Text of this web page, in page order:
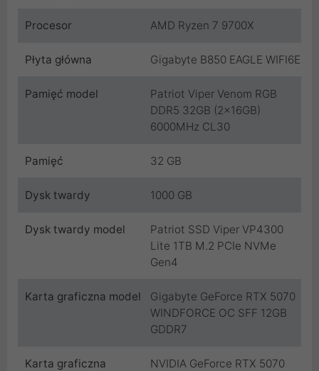
Procesor AMD Ryzen 7 9700X
Płyta główna Gigabyte B850 EAGLE WIFI6E
Pamięć model
Patriot Viper Venom RGB
DDR5 32GB (2x16GB)
6000MHz CL30
Pamięć 32 GB
Dysk twardy 1000 GB
Dysk twardy model
Patriot SSD Viper VP4300
Lite 1TB M.2 PCIe NVMe
Gen4
Karta graficzna model
Gigabyte GeForce RTX 5070
WINDFORCE OC SFF 12GB
GDDR7
Karta graficzna NVIDIA GeForce RTX 5070